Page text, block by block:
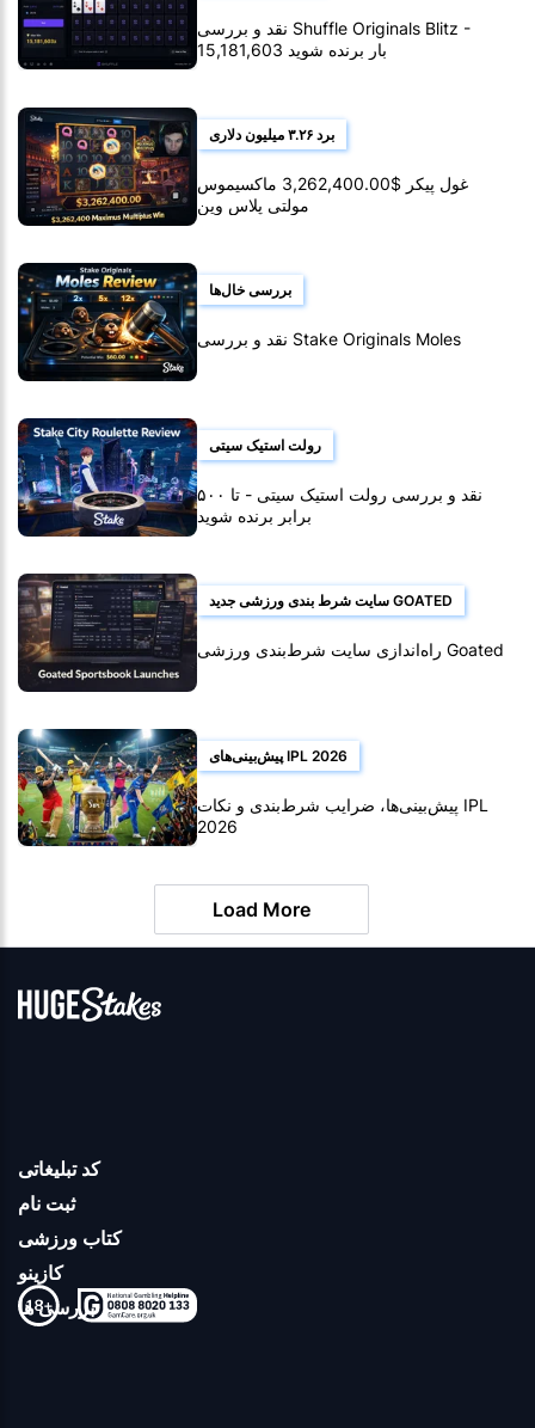
نقد و بررسی Shuffle Originals Blitz -
15,181,603 بار برنده شوید
برد ۳.۲۶ میلیون دلاری
غول پیکر $3,262,400.00 ماکسیموس
مولتی پلاس وین
بررسی خال‌ها
نقد و بررسی Stake Originals Moles
رولت استیک سیتی
نقد و بررسی رولت استیک سیتی - تا ۵۰۰
برابر برنده شوید
سایت شرط بندی ورزشی جدید GOATED
راه‌اندازی سایت شرط‌بندی ورزشی Goated
پیش‌بینی‌های IPL 2026
پیش‌بینی‌ها، ضرایب شرط‌بندی و نکات IPL
2026
Load More
کد تبلیغاتی
ثبت نام
کتاب ورزشی
کازینو
بررسی ها